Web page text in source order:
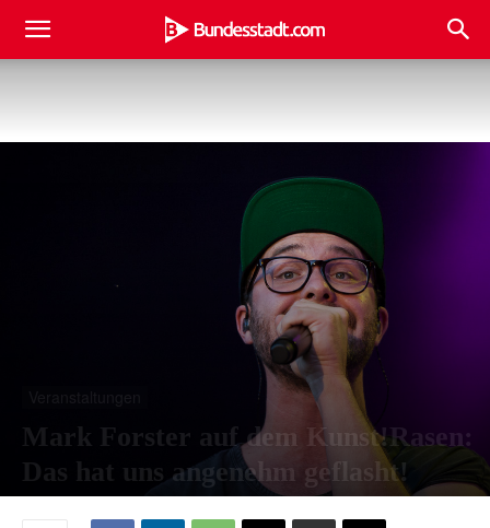
Mark Forster auf dem Kunst!Rasen:
Das hat uns angenehm geflasht!